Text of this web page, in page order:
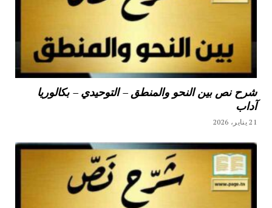
شرح نص بين النحو والمنطق – التوحيدي – بكالوريا
آداب
21 يناير، 2026